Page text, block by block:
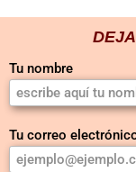
Tu nombre
Tu correo